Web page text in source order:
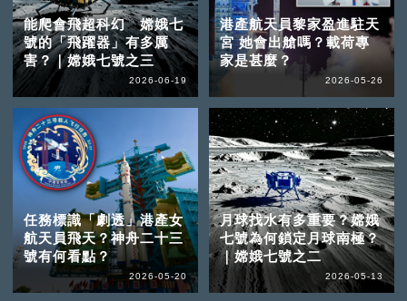
能爬會飛超科幻 嫦娥七
號的「飛躍器」有多厲
害？｜嫦娥七號之三
2026-06-19
港產航天員黎家盈進駐天
宮 她會出艙嗎？載荷專
家是甚麼？
2026-05-26
任務標識「劇透」港產女
航天員飛天？神舟二十三
號有何看點？
2026-05-20
月球找水有多重要？嫦娥
七號為何鎖定月球南極？
｜嫦娥七號之二
2026-05-13